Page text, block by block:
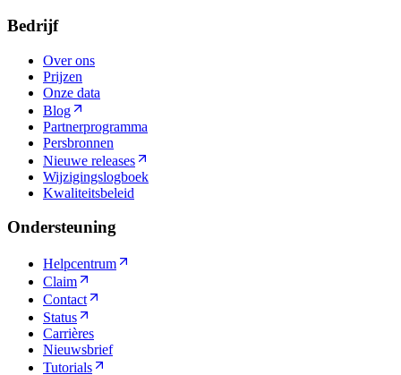
Bedrijf
Over ons
Prijzen
Onze data
Blog
Partnerprogramma
Persbronnen
Nieuwe releases
Wijzigingslogboek
Kwaliteitsbeleid
Ondersteuning
Helpcentrum
Claim
Contact
Status
Carrières
Nieuwsbrief
Tutorials